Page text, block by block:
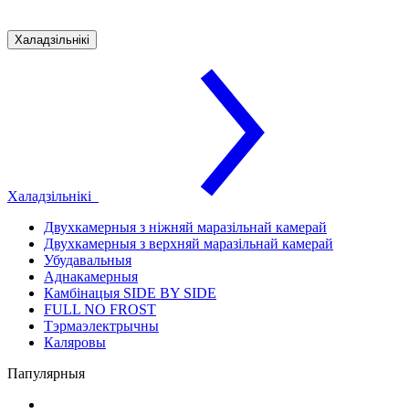
Халадзільнікі
Халадзільнікі
Двухкамерныя з ніжняй маразільнай камерай
Двухкамерныя з верхняй маразільнай камерай
Убудавальныя
Аднакамерныя
Камбінацыя SIDE BY SIDE
FULL NO FROST
Тэрмаэлектрычны
Каляровы
Папулярныя